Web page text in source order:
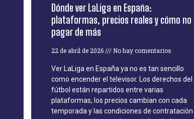
Dónde ver LaLiga en España:
plataformas, precios reales y cómo no
pagar de más
22 de abril de 2026 No hay comentarios
Ver LaLiga en España ya no es tan sencillo
como encender el televisor. Los derechos del
fútbol están repartidos entre varias
plataformas, los precios cambian con cada
temporada y las condiciones de contratación